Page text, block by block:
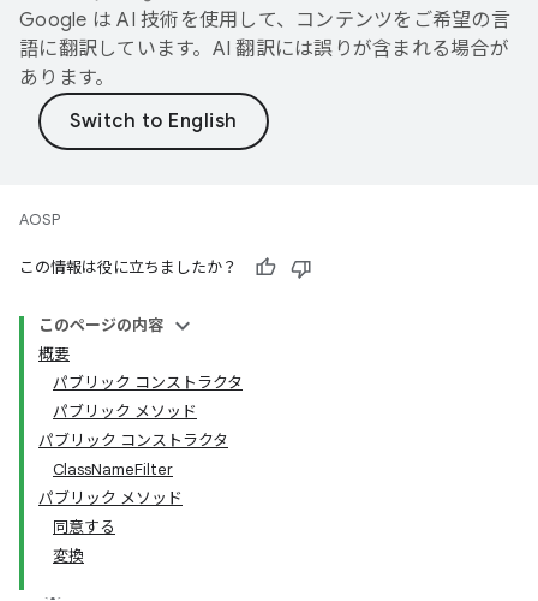
Google は AI 技術を使用して、コンテンツをご希望の言
語に翻訳しています。AI 翻訳には誤りが含まれる場合が
あります。
AOSP
この情報は役に立ちましたか？
このページの内容
概要
パブリック コンストラクタ
パブリック メソッド
パブリック コンストラクタ
ClassNameFilter
パブリック メソッド
同意する
変換